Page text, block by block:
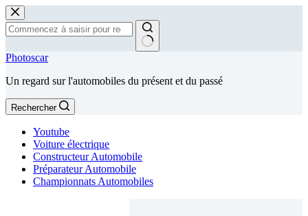
Passer
au
contenu
Aucun
Photoscar
Un regard sur l'automobiles du présent et du passé
Rechercher
Youtube
Voiture électrique
Constructeur Automobile
Préparateur Automobile
Championnats Automobiles